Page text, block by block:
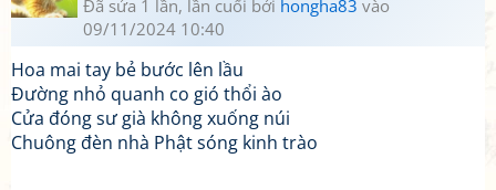
Đã sửa 1 lần, lần cuối bởi hongha83 vào
09/11/2024 10:40
Hoa mai tay bẻ bước lên lầu
Đường nhỏ quanh co gió thổi ào
Cửa đóng sư già không xuống núi
Chuông đèn nhà Phật sóng kinh trào